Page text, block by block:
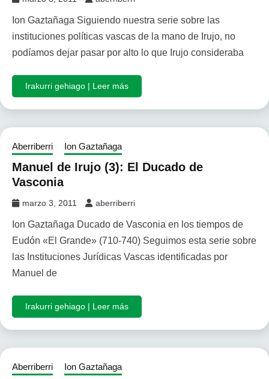
Ion Gaztañaga Siguiendo nuestra serie sobre las
instituciones políticas vascas de la mano de Irujo, no
podíamos dejar pasar por alto lo que Irujo consideraba
Irakurri gehiago | Leer más
Aberriberri Ion Gaztañaga
Manuel de Irujo (3): El Ducado de
Vasconia
marzo 3, 2011 aberriberri
Ion Gaztañaga Ducado de Vasconia en los tiempos de
Eudón «El Grande» (710-740) Seguimos esta serie sobre
las Instituciones Jurídicas Vascas identificadas por
Manuel de
Irakurri gehiago | Leer más
Aberriberri Ion Gaztañaga